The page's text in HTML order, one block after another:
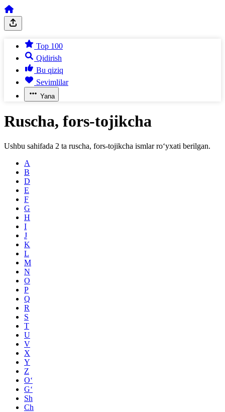
Top 100
Qidirish
Bu qiziq
Sevimlilar
Yana
Ruscha, fors-tojikcha
Ushbu sahifada 2 ta ruscha, fors-tojikcha ismlar ro‘yxati berilgan.
A
B
D
E
F
G
H
I
J
K
L
M
N
O
P
Q
R
S
T
U
V
X
Y
Z
O‘
G‘
Sh
Ch